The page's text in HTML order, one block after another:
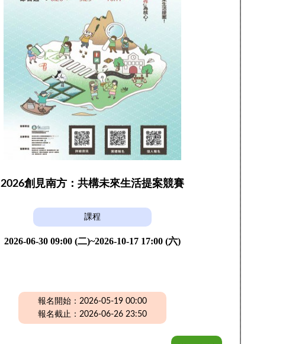
2026創見南方：共構未來生活提案競賽
課程
2026-06-30 09:00 (二)~2026-10-17 17:00 (六)
報名開始：2026-05-19 00:00
報名截止：2026-06-26 23:50